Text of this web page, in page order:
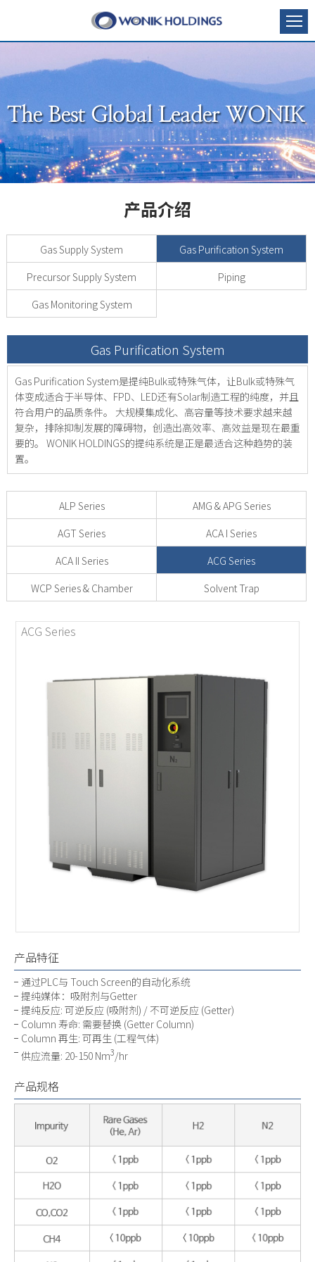
产品介绍
Gas Supply System
Gas Purification System
Precursor Supply System
Piping
Gas Monitoring System
Gas Purification System
Gas Purification System是提纯Bulk或特殊气体，让Bulk或特殊气
体变成适合于半导体、FPD、LED还有Solar制造工程的纯度，并且
符合用户的品质条件。
大规模集成化、高容量等技术要求越来越
复杂，排除抑制发展的障碍物，创造出高效率、高效益是现在最重
要的。 WONIK HOLDINGS的提纯系统是正是最适合这种趋势的装
置。
ALP Series
AMG & APG Series
AGT Series
ACA I Series
ACA II Series
ACG Series
WCP Series & Chamber
Solvent Trap
ACG Series
产品特征
通过PLC与 Touch Screen的自动化系统
提纯媒体：吸附剂与Getter
提纯反应: 可逆反应 (吸附剂) / 不可逆反应 (Getter)
Column 寿命: 需要替换 (Getter Column)
Column 再生: 可再生 (工程气体)
供应流量: 20-150 Nm3/hr
产品规格